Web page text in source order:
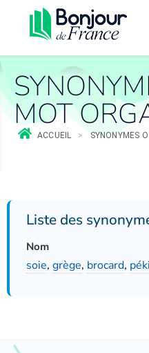
MOT
ACCUEIL > SYNONYMES O
Liste des
Nom
soie, grège, brocard,